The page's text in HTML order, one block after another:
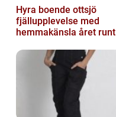
Hyra boende ottsjö
fjällupplevelse med
hemmakänsla året runt